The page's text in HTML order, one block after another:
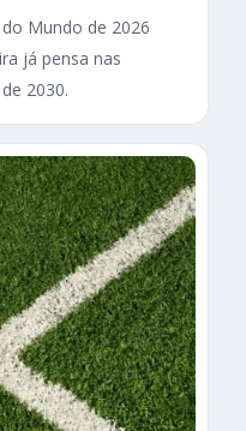
Mundo de 2026
já pensa nas
2030.